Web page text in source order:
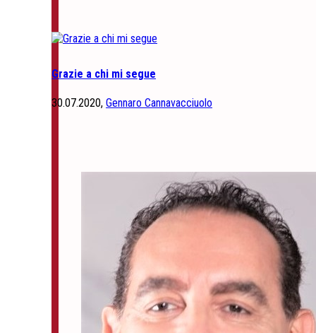
Grazie a chi mi segue
30.07.2020, Gennaro Cannavacciuolo